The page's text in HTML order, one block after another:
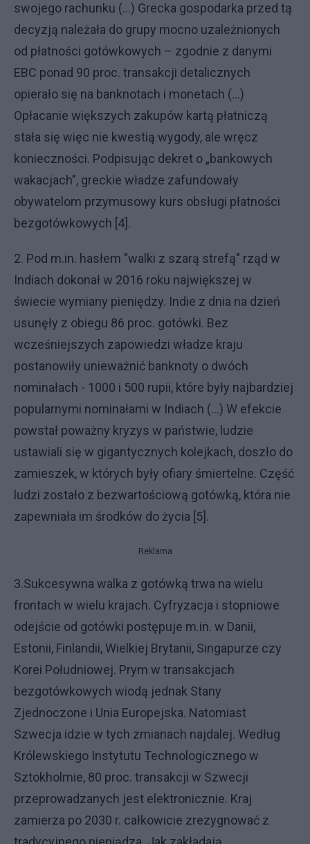
swojego rachunku (...) Grecka gospodarka przed tą
decyzją należała do grupy mocno uzależnionych
od płatności gotówkowych – zgodnie z danymi
EBC ponad 90 proc. transakcji detalicznych
opierało się na banknotach i monetach (...)
Opłacanie większych zakupów kartą płatniczą
stała się więc nie kwestią wygody, ale wręcz
konieczności. Podpisując dekret o „bankowych
wakacjach”, greckie władze zafundowały
obywatelom przymusowy kurs obsługi płatności
bezgotówkowych [4].
2. Pod m.in. hasłem "walki z szarą strefą" rząd w
Indiach dokonał w 2016 roku największej w
świecie wymiany pieniędzy. Indie z dnia na dzień
usunęły z obiegu 86 proc. gotówki. Bez
wcześniejszych zapowiedzi władze kraju
postanowiły unieważnić banknoty o dwóch
nominałach - 1000 i 500 rupii, które były najbardziej
popularnymi nominałami w Indiach (...) W efekcie
powstał poważny kryzys w państwie, ludzie
ustawiali się w gigantycznych kolejkach, doszło do
zamieszek, w których były ofiary śmiertelne. Część
ludzi zostało z bezwartościową gotówką, która nie
zapewniała im środków do życia [5].
Reklama
3.Sukcesywna walka z gotówką trwa na wielu
frontach w wielu krajach. Cyfryzacja i stopniowe
odejście od gotówki postępuje m.in. w Danii,
Estonii, Finlandii, Wielkiej Brytanii, Singapurze czy
Korei Południowej. Prym w transakcjach
bezgotówkowych wiodą jednak Stany
Zjednoczone i Unia Europejska. Natomiast
Szwecja idzie w tych zmianach najdalej. Według
Królewskiego Instytutu Technologicznego w
Sztokholmie, 80 proc. transakcji w Szwecji
przeprowadzanych jest elektronicznie. Kraj
zamierza po 2030 r. całkowicie zrezygnować z